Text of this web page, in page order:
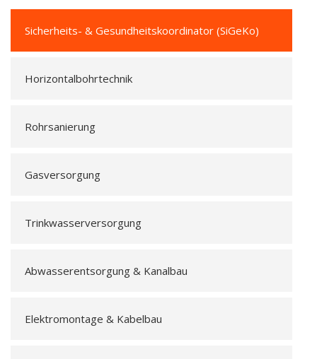
Sicherheits- & Gesundheitskoordinator (SiGeKo)
Horizontalbohrtechnik
Rohrsanierung
Gasversorgung
Trinkwasserversorgung
Abwasserentsorgung & Kanalbau
Elektromontage & Kabelbau